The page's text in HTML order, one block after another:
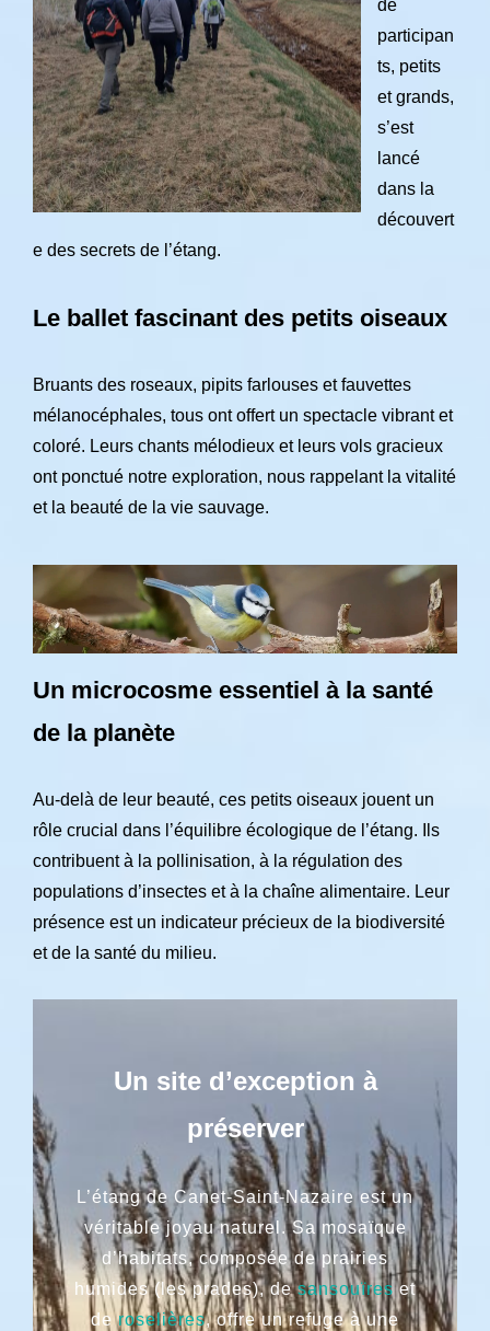
de
participan
ts, petits
et grands,
s’est
lancé
dans la
découvert
e des secrets de l’étang.
Le ballet fascinant des petits oiseaux
Bruants des roseaux, pipits farlouses et fauvettes
mélanocéphales, tous ont offert un spectacle vibrant et
coloré. Leurs chants mélodieux et leurs vols gracieux
ont ponctué notre exploration, nous rappelant la vitalité
et la beauté de la vie sauvage.
Un microcosme essentiel à la santé
de la planète
Au-delà de leur beauté, ces petits oiseaux jouent un
rôle crucial dans l’équilibre écologique de l’étang. Ils
contribuent à la pollinisation, à la régulation des
populations d’insectes et à la chaîne alimentaire. Leur
présence est un indicateur précieux de la biodiversité
et de la santé du milieu.
Un site d’exception à
préserver
L’étang de Canet-Saint-Nazaire est un
véritable joyau naturel. Sa mosaïque
d’habitats, composée de prairies
humides (les prades), desansouïreset
deroselières, offre un refuge à une